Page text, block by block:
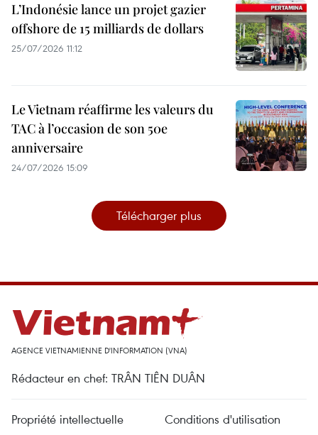
L’Indonésie lance un projet gazier
offshore de 15 milliards de dollars
25/07/2026 11:12
Le Vietnam réaffirme les valeurs du
TAC à l’occasion de son 50e
anniversaire
24/07/2026 15:09
Télécharger plus
AGENCE VIETNAMIENNE D'INFORMATION (VNA)
Rédacteur en chef: TRÂN TIÊN DUÂN
Propriété intellectuelle Conditions d'utilisation